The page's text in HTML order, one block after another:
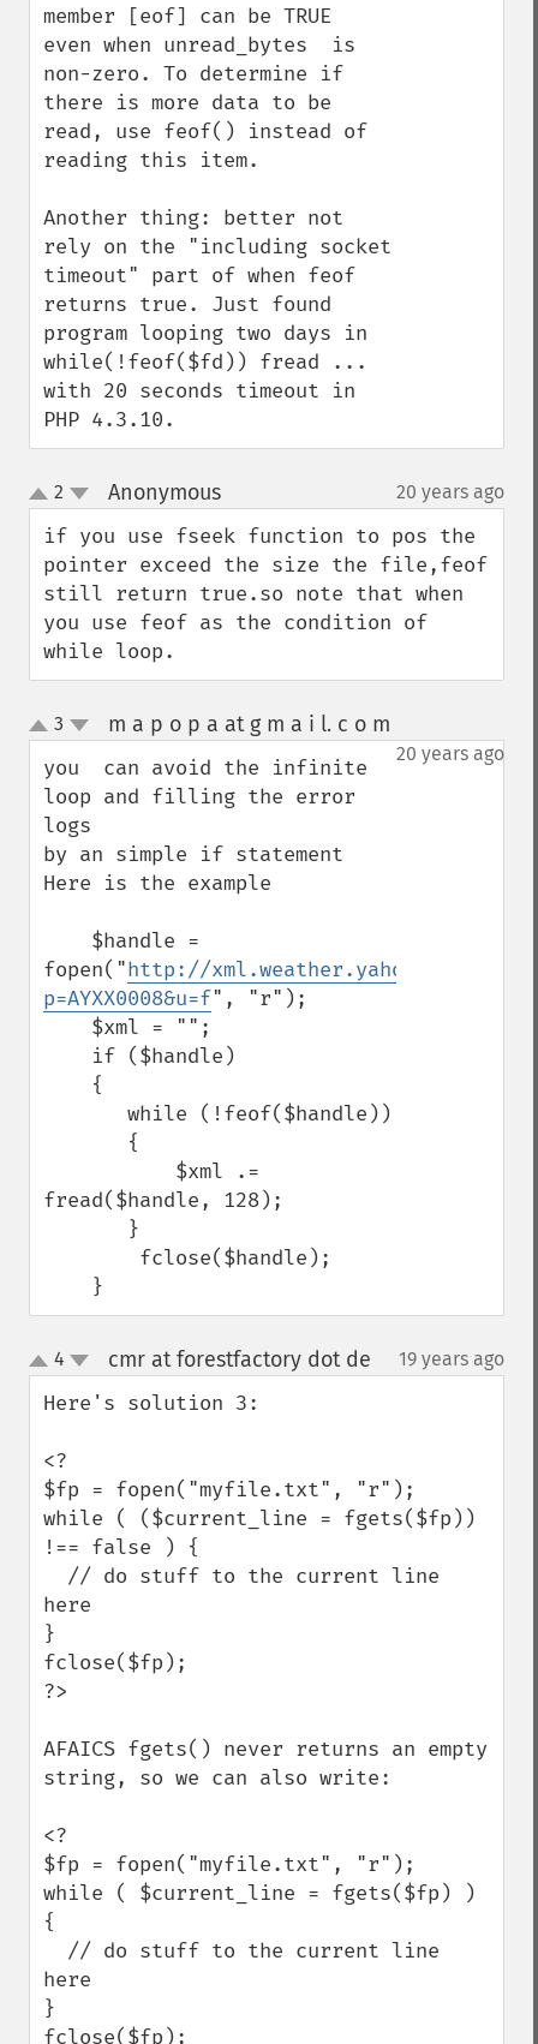
member [eof] can be TRUE
even when unread_bytes  is
non-zero. To determine if
there is more data to be
read, use feof() instead of
reading this item.
Another thing: better not
rely on the "including socket
timeout" part of when feof
returns true. Just found
program looping two days in
while(!feof($fd)) fread ...
with 20 seconds timeout in
PHP 4.3.10.
up
down
2 Anonymous¶ 20 years ago
if you use fseek function to pos the
pointer exceed the size the file,feof
still return true.so note that when
you use feof as the condition of
while loop.
up
down
3 m a p o p a at g m a i l. c o m
20 years ago
you  can avoid the infinite
loop and filling the error
logs
by an simple if statement
Here is the example
fopen("http://xml.weather.yahoo.com/
p=AYXX0008&u=f", "r");
fread($handle, 128);
    }
up
down
4 cmr at forestfactory dot de 19 years ago
Here's solution 3:
<?
$fp = fopen("myfile.txt", "r");
while ( ($current_line = fgets($fp))
!== false ) {
here
}
fclose($fp);
?>
AFAICS fgets() never returns an empty
string, so we can also write:
<?
$fp = fopen("myfile.txt", "r");
while ( $current_line = fgets($fp) )
{
here
}
fclose($fp);